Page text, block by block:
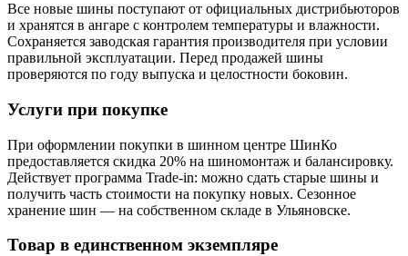
Все новые шины поступают от официальных дистрибьюторов
и хранятся в ангаре с контролем температуры и влажности.
Сохраняется заводская гарантия производителя при условии
правильной эксплуатации. Перед продажей шины
проверяются по году выпуска и целостности боковин.
Услуги при покупке
При оформлении покупки в шинном центре ШинКо
предоставляется скидка 20% на шиномонтаж и балансировку.
Действует программа Trade-in: можно сдать старые шины и
получить часть стоимости на покупку новых. Сезонное
хранение шин — на собственном складе в Ульяновске.
Товар в единственном экземпляре